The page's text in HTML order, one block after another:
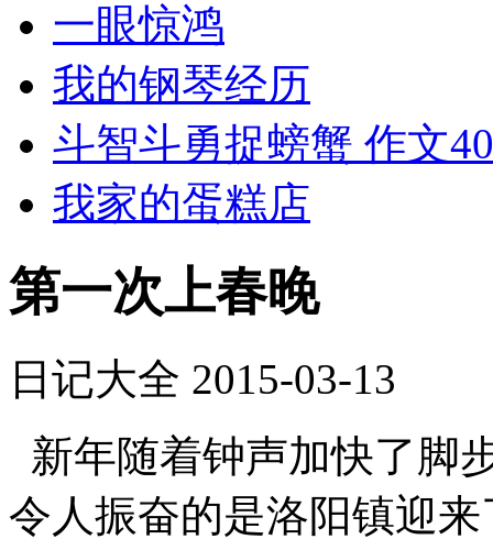
一眼惊鸿
我的钢琴经历
斗智斗勇捉螃蟹 作文
我家的蛋糕店
第一次上春晚
日记大全 2015-03-13
新年随着钟声加快了脚
令人振奋的是洛阳镇迎